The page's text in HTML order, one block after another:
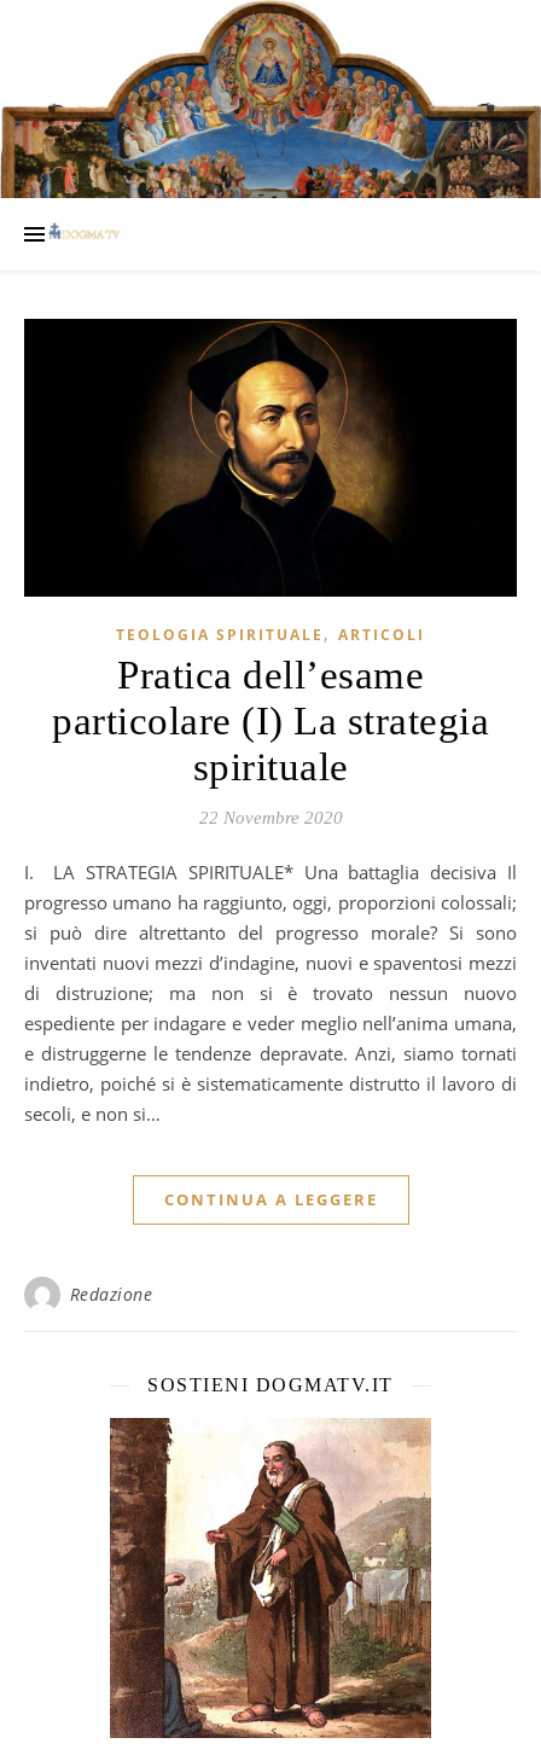
TEOLOGIA SPIRITUALE , ARTICOLI
Pratica dell’esame
particolare (I) La strategia
spirituale
22 Novembre 2020
I. LA STRATEGIA SPIRITUALE* Una battaglia decisiva Il
progresso umano ha raggiunto, oggi, proporzioni colossali;
si può dire altrettanto del progresso morale? Si sono
inventati nuovi mezzi d’indagine, nuovi e spaventosi mezzi
di distruzione; ma non si è trovato nessun nuovo
espediente per indagare e veder meglio nell’anima umana,
e distruggerne le tendenze depravate. Anzi, siamo tornati
indietro, poiché si è sistematicamente distrutto il lavoro di
secoli, e non si…
CONTINUA A LEGGERE
Redazione
SOSTIENI DOGMATV.IT